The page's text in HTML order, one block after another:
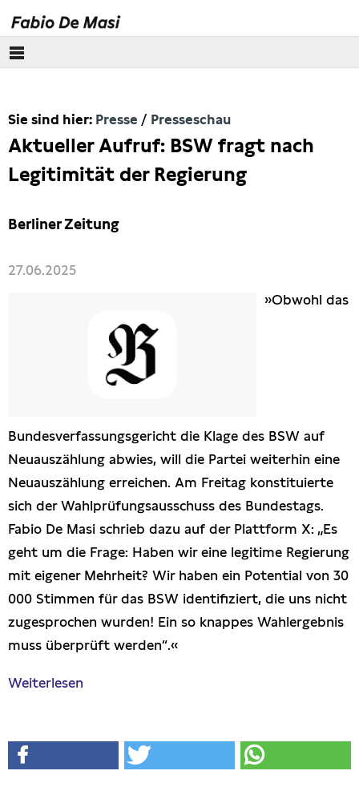
Europäisches Parlament
Themen
Anfragen (Archivseite)
Sie sind hier: Presse Presseschau
Aktueller Aufruf: BSW fragt nach
Legitimität der Regierung
Berliner Zeitung
27.06.2025
»Obwohl das
Bundesverfassungsgericht die Klage des BSW auf
Neuauszählung abwies, will die Partei weiterhin eine
Neuauszählung erreichen. Am Freitag konstituierte
sich der Wahlprüfungsausschuss des Bundestags.
Fabio De Masi schrieb dazu auf der Plattform X: „Es
geht um die Frage: Haben wir eine legitime Regierung
mit eigener Mehrheit? Wir haben ein Potential von 30
000 Stimmen für das BSW identifiziert, die uns nicht
zugesprochen wurden! Ein so knappes Wahlergebnis
muss überprüft werden“.«
Weiterlesen